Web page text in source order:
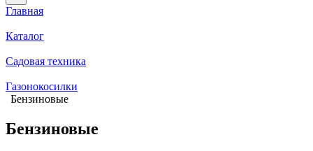
Главная
Каталог
Садовая техника
Газонокосилки
Бензиновые
Бензиновые